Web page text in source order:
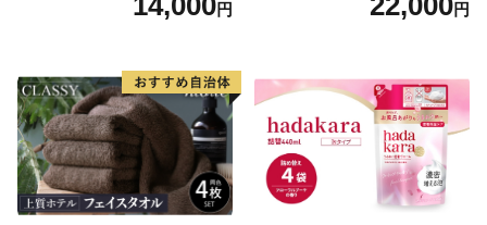
円
ール×8パック) 開成町 トイレ
蓄 防災 エコ 消耗品 生活雑貨
生活用品 無香料 トイレット
ペーパー ダブル といれっと
ぺーぱー トイレ クレシア ト
イレットペーパー [BDBH002
-1]
円